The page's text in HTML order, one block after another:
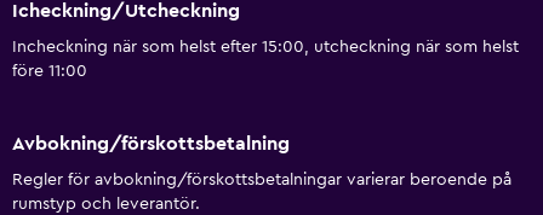
Icheckning/Utcheckning
Incheckning när som helst efter 15:00, utcheckning när som helst
före 11:00
Avbokning/förskottsbetalning
Regler för avbokning/förskottsbetalningar varierar beroende på
rumstyp och leverantör.